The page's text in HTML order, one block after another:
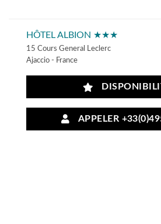
HÔTEL ALBION ★★★
15 Cours General Leclerc
Ajaccio - France
APPELER